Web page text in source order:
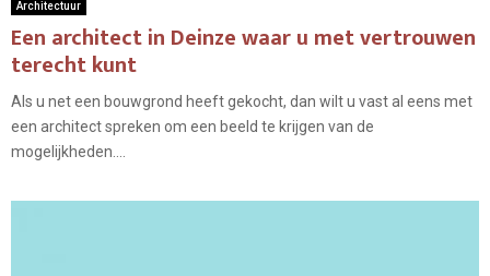
Architectuur
Een architect in Deinze waar u met vertrouwen
terecht kunt
Als u net een bouwgrond heeft gekocht, dan wilt u vast al eens met
een architect spreken om een beeld te krijgen van de
mogelijkheden....